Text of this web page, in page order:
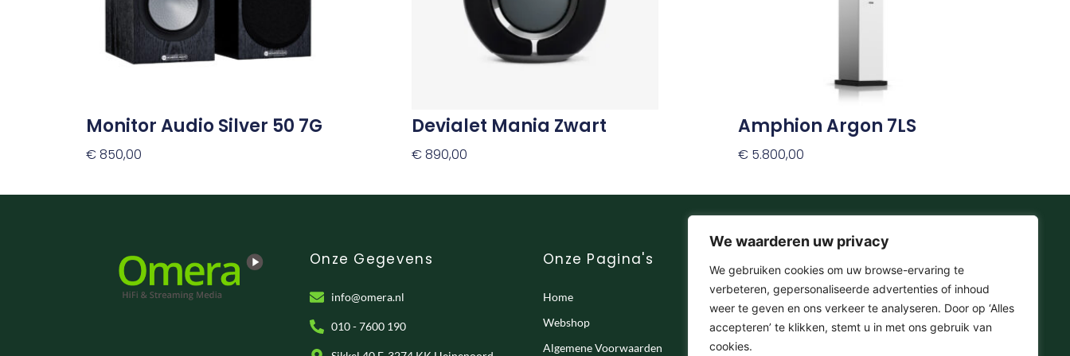
We waarderen uw privacy
We gebruiken cookies om uw browse-ervaring te
verbeteren, gepersonaliseerde advertenties of inhoud
weer te geven en ons verkeer te analyseren. Door op ‘Alles
accepteren’ te klikken, stemt u in met ons gebruik van
cookies.
Monitor Audio Silver 50 7G
€850,00
kan
gekozen
worden
productpagina
Devialet Mania Zwart
€890,00
Amphion Argon 7LS
€5.800,00
op
de
productpagina
Onze Gegevens
info@omera.nl
010 - 7600 190
Onze Pagina's
Home
Webshop
Algemene Voorwaarden
F
a
c
e
I
n
s
T
i
k
Y
o
u
© 2025 . Omera – Hifi & Streaming Media